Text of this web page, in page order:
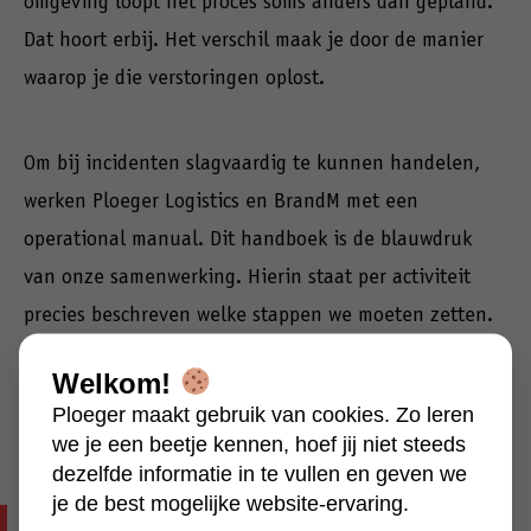
Dat hoort erbij. Het verschil maak je door de manier
waarop je die verstoringen oplost.
Om bij incidenten slagvaardig te kunnen handelen,
werken Ploeger Logistics en BrandM met een
operational manual. Dit handboek is de blauwdruk
van onze samenwerking. Hierin staat per activiteit
precies beschreven welke stappen we moeten zetten.
van hen wordt verwacht. Dat voorkomt ruis en zorgt
ervoor dat we de operatie snel weer op de rit krijgen.
“Gezamenlijk kijken we naar oplossingen hoe we
Welkom!
Ploeger maakt gebruik van cookies. Zo leren
we je een beetje kennen, hoef jij niet steeds
dezelfde informatie in te vullen en geven we
je de best mogelijke website-ervaring.